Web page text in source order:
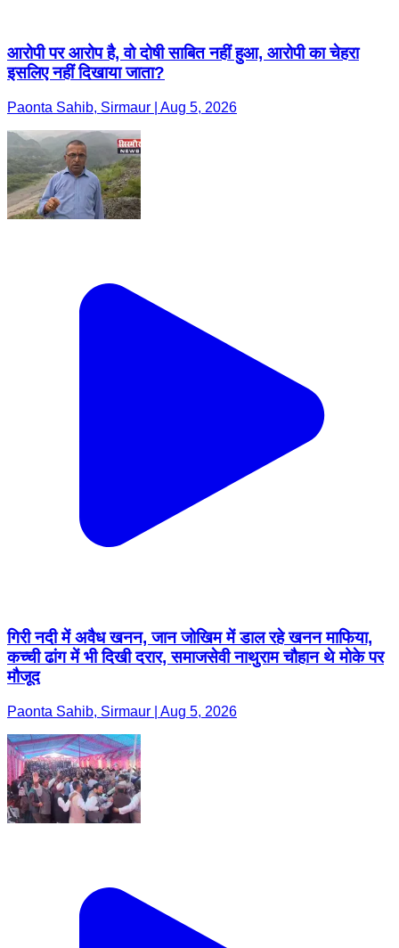
आरोपी पर आरोप है, वो दोषी साबित नहीं हुआ, आरोपी का चेहरा
इसलिए नहीं दिखाया जाता?
Paonta Sahib, Sirmaur | Aug 5, 2026
गिरी नदी में अवैध खनन, जान जोखिम में डाल रहे खनन माफिया,
कच्ची ढांग में भी दिखी दरार, समाजसेवी नाथुराम चौहान थे मोके पर
मौजूद
Paonta Sahib, Sirmaur | Aug 5, 2026